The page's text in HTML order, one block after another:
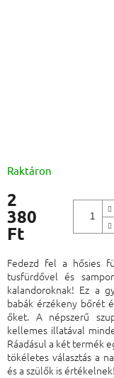
2
380
Ft
Raktáron
Fedezd fel a hősies
tusfürdővel és
kalandoroknak! Ez a
babák érzékeny bőrét
őket. A népszerű
kellemes illatával
Ráadásul a két termék
tökéletes választás a
és a szülők is értékelnek!